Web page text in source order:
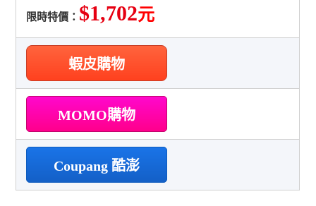
限時特價： $1,702元
蝦皮購物
MOMO購物
Coupang 酷澎